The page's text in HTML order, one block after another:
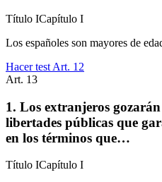
Título ICapítulo I
Los españoles son mayores de
Hacer test Art. 12
Art. 13
1. Los extranjeros
libertades públicas que
en los términos que…
Título ICapítulo I